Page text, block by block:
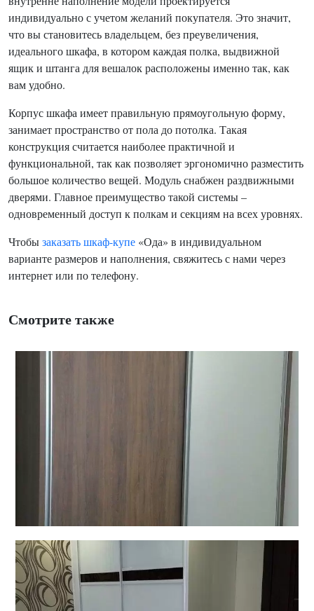
индивидуально с учетом желаний покупателя. Это значит,
что вы становитесь владельцем, без преувеличения,
идеального шкафа, в котором каждая полка, выдвижной
ящик и штанга для вешалок расположены именно так, как
вам удобно.
Корпус шкафа имеет правильную прямоугольную форму,
занимает пространство от пола до потолка. Такая
конструкция считается наиболее практичной и
функциональной, так как позволяет эргономично разместить
большое количество вещей. Модуль снабжен раздвижными
дверями. Главное преимущество такой системы –
одновременный доступ к полкам и секциям на всех уровнях.
Чтобызаказать шкаф-купе «Ода» в индивидуальном
варианте размеров и наполнения, свяжитесь с нами через
интернет или по телефону.
Смотрите также